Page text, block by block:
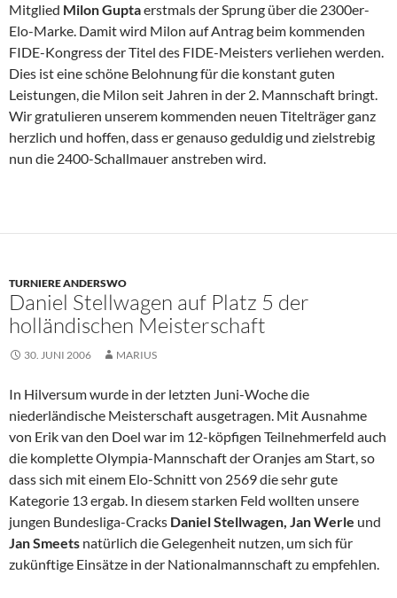
Mitglied Milon Guptaerstmals der Sprung über die 2300er-
Elo-Marke. Damit wird Milon auf Antrag beim kommenden
FIDE-Kongress der Titel des FIDE-Meisters verliehen werden.
Dies ist eine schöne Belohnung für die konstant guten
Leistungen, die Milon seit Jahren in der 2. Mannschaft bringt.
Wir gratulieren unserem kommenden neuen Titelträger ganz
herzlich und hoffen, dass er genauso geduldig und zielstrebig
nun die 2400-Schallmauer anstreben wird.
TURNIERE ANDERSWO
Daniel Stellwagen auf Platz 5 der
holländischen Meisterschaft
30. JUNI 2006 MARIUS
In Hilversum wurde in der letzten Juni-Woche die
niederländische Meisterschaft ausgetragen. Mit Ausnahme
von Erik van den Doel war im 12-köpfigen Teilnehmerfeld auch
die komplette Olympia-Mannschaft der Oranjes am Start, so
dass sich mit einem Elo-Schnitt von 2569 die sehr gute
Kategorie 13 ergab. In diesem starken Feld wollten unsere
jungen Bundesliga-Cracks Daniel Stellwagen, Jan Werle und
Jan Smeets natürlich die Gelegenheit nutzen, um sich für
zukünftige Einsätze in der Nationalmannschaft zu empfehlen.